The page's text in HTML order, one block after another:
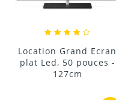
Location Grand Ecran
plat Led, 50 pouces -
127cm